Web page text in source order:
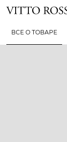
ВСЕ О ТОВАРЕ